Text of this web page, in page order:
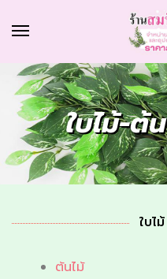
ใบไม้-ต้
ใบไ
ต้นไม้